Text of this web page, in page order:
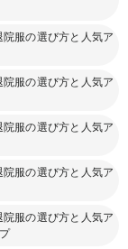
服の選び方と人気ア
服の選び方と人気ア
服の選び方と人気ア
服の選び方と人気ア
服の選び方と人気ア